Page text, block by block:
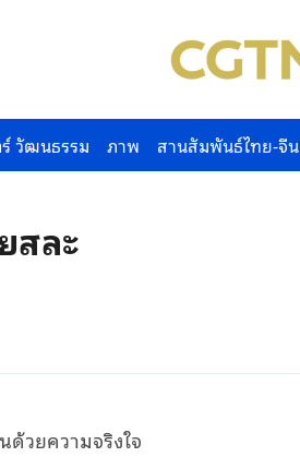
วัฒนธรรม ภาพ สานสัมพันธ์ไทย-จีน
สละ
วยความจริงใจ